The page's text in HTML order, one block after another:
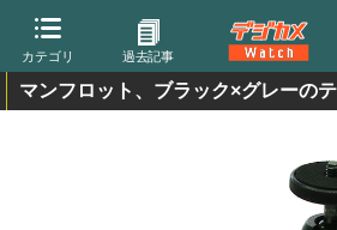
カテゴリ 過去記事
マンフロット、ブラック×グレーの